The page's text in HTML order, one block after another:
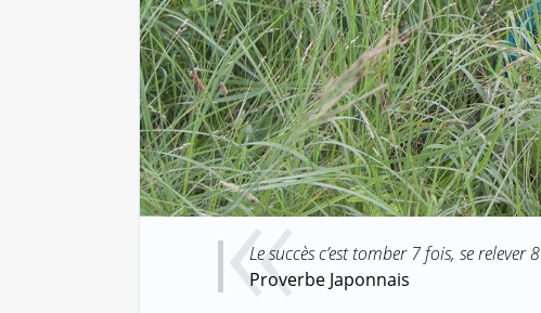
Le succès c’est tomber 7 fois, se relever 8
Proverbe Japonnais